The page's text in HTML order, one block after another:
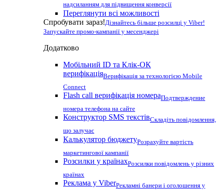
надсиланням для підвищення конверсії
Переглянути всі можливості
Спробувати зараз!Дізнайтесь більше розсилці у Viber!
Запускайте промо-кампанії у месенджері
Додатково
Мобільний ID та Клік-ОК
верифікаціяВерифікація за технологією Mobile
Connect
Flash call верифікація номераПодтверждение
номера телефона на сайте
Конструктор SMS текстівСкладіть повідомлення,
що залучає
Калькулятор бюджетуРозрахуйте вартість
маркетингової кампанії
Розсилки у країнахРозсилки повідомлень у різних
країнах
Реклама у ViberРекламні банери і оголошення у